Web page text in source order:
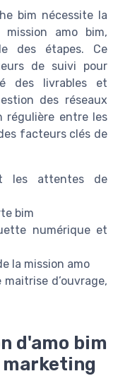
bim nécessite la
mission amo bim,
des étapes. Ce
de suivi pour
des livrables et
des réseaux
régulière entre les
facteurs clés de
les attentes de
bim
numérique et
la mission amo
d’ouvrage,
d'amo bim
marketing